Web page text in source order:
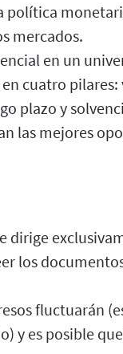
política
mercados.
en un
cuatro
plazo y
las mejores
dirige
los
fluctuarán
y es posible